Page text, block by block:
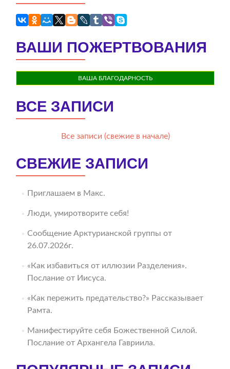
ВАШИ ПОЖЕРТВОВАНИЯ
ВАША БЛАГОДАРНОСТЬ
ВСЕ ЗАПИСИ
Все записи (свежие в начале)
СВЕЖИЕ ЗАПИСИ
Приглашаем в Макс.
Люди, умиротворите себя!
Сообщение Арктурианской группы от
26.07.2026г.
«Как избавиться от иллюзии Разделения».
Послание от Иисуса.
«Как пережить предательство?» Рассказывает
Рамта.
Манифестируйте себя Божественной Силой.
Послание от Архангела Гавриила.